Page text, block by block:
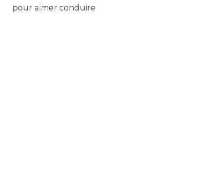
pour aimer conduire